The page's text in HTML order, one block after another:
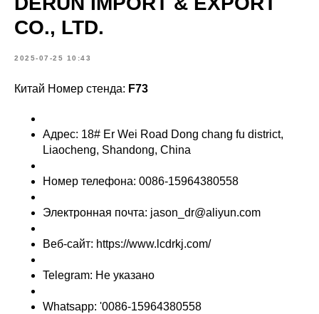
CO., LTD.
2025-07-25 10:43
Китай Номер стенда: F73
Адрес: 18# Er Wei Road Dong chang fu district,
Liaocheng, Shandong, China
Номер телефона: 0086-15964380558
Электронная почта: jason_dr@aliyun.com
Веб-сайт: https://www.lcdrkj.com/
Telegram: Не указано
Whatsapp: '0086-15964380558